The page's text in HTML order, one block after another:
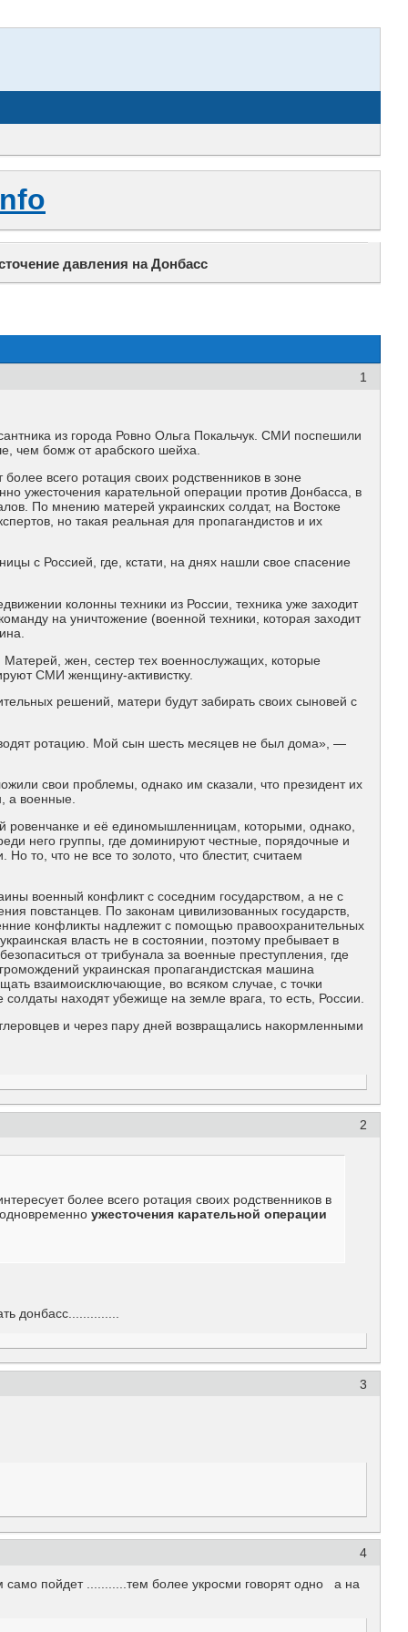
давления на Донбасс
1
из города Ровно Ольга Покальчук. СМИ поспешили
чем бомж от арабского шейха.
всего ротация своих родственников в зоне
ужесточения карательной операции против Донбасса, в
По мнению матерей украинских солдат, на Востоке
но такая реальная для пропагандистов и их
с Россией, где, кстати, на днях нашли свое спасение
колонны техники из России, техника уже заходит
на уничтожение (военной техники, которая заходит
жен, сестер тех военнослужащих, которые
СМИ женщину-активистку.
решений, матери будут забирать своих сыновей с
ротацию. Мой сын шесть месяцев не был дома», —
свои проблемы, однако им сказали, что президент их
а военные.
ровенчанке и её единомышленницам, которыми, однако,
него группы, где доминируют честные, порядочные и
то, что не все то золото, что блестит, считаем
военный конфликт с соседним государством, а не с
повстанцев. По законам цивилизованных государств,
конфликты надлежит с помощью правоохранительных
власть не в состоянии, поэтому пребывает в
от трибунала за военные преступления, где
украинская пропагандистская машина
взаимоисключающие, во всяком случае, с точки
находят убежище на земле врага, то есть, России.
и через пару дней возвращались накормленными
2
более всего ротация своих родственников в
ужесточения карательной операции
донбасс..............
3
4
пойдет ...........тем более укросми говорят одно а на